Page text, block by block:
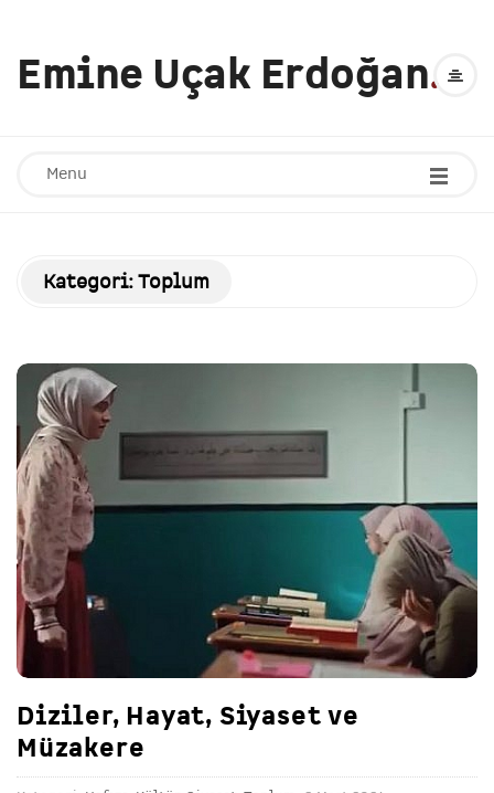
Emine Uçak Erdoğan.
Menu
Kategori: Toplum
Diziler, Hayat, Siyaset ve
Müzakere